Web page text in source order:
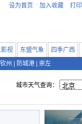
设为首页 加入收藏 打印
视 东盟气象 四季广西
钦州 防城港 崇左
城市天气查询：